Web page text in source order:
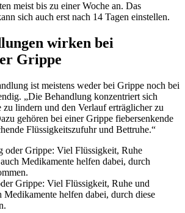
meist bis zu einer Woche an. Das
sich auch erst nach 14 Tagen einstellen.
wirken bei
Grippe
ist meistens weder bei Grippe noch bei
„Die Behandlung konzentriert sich
zu lindern und den Verlauf erträglicher zu
gehören bei einer Grippe fiebersenkende
Flüssigkeitszufuhr und Bettruhe.“
Grippe: Viel Flüssigkeit, Ruhe und
Medikamente helfen dabei, durch diese